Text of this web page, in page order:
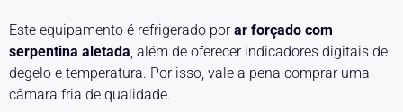
Este equipamento é refrigerado porar forçado com
serpentina aletada, além de oferecer indicadores digitais de
degelo e temperatura. Por isso, vale a pena comprar uma
câmara fria de qualidade.